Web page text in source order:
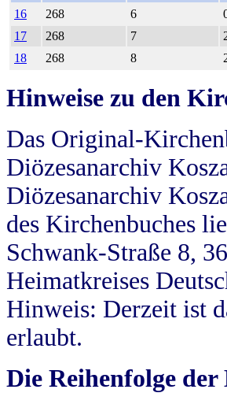
16
268 6
17
268 7
18
268 8
Hinweise zu den
Das Original-
Diözesanarchiv
Diözesanarchiv
des Kirchenbuches
Schwank-Straße 8,
Heimatkreises
Hinweis: Derzeit ist
erlaubt.
Die Reihenfolge